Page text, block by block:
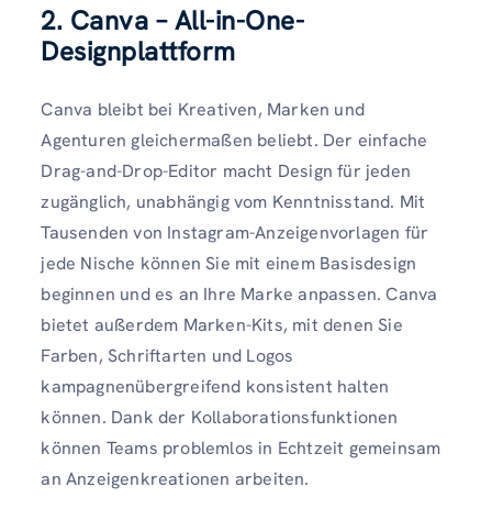
2. Canva – All-in-One-
Designplattform
Canva bleibt bei Kreativen, Marken und
Agenturen gleichermaßen beliebt. Der einfache
Drag-and-Drop-Editor macht Design für jeden
zugänglich, unabhängig vom Kenntnisstand. Mit
Tausenden von Instagram-Anzeigenvorlagen für
jede Nische können Sie mit einem Basisdesign
beginnen und es an Ihre Marke anpassen. Canva
bietet außerdem Marken-Kits, mit denen Sie
Farben, Schriftarten und Logos
kampagnenübergreifend konsistent halten
können. Dank der Kollaborationsfunktionen
können Teams problemlos in Echtzeit gemeinsam
an Anzeigenkreationen arbeiten.